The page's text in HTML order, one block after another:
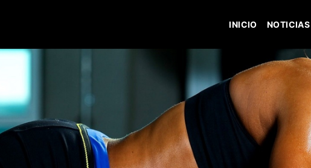
INICIO NOTICIAS